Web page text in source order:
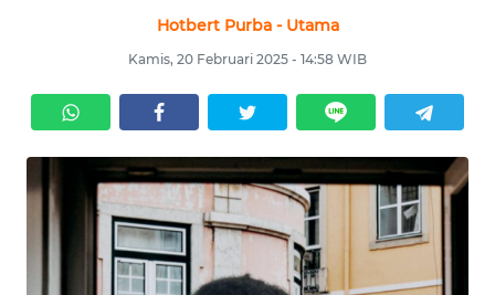
Hotbert Purba - Utama
Kamis, 20 Februari 2025 - 14:58 WIB
INDEKS
BERITA